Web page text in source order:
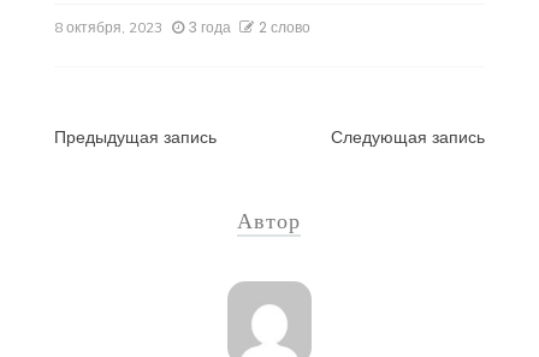
8 октября, 2023 3 года 2 слово
Навигация
Предыдущая запись Следующая запись
Автор